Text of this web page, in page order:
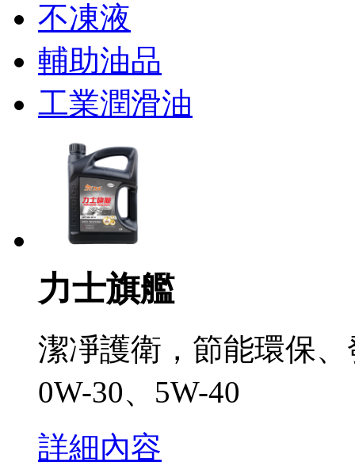
不凍液
輔助油品
工業潤滑油
力士旗艦
潔凈護衛，節能環保、
0W-30、5W-40
詳細內容